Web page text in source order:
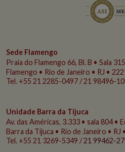
Sede Flamengo
Praia do Flamengo 66, Bl. B • Sala 315
Flamengo • Rio de Janeiro • RJ •
Tel. +55 21 2285-0497 / 21 98496-
Unidade Barra da Tijuca
Av. das Américas, 3.333 • sala 804 •
Barra da Tijuca • Rio de Janeiro • RJ
Tel. +55 21 3269-5349 /21 99462-